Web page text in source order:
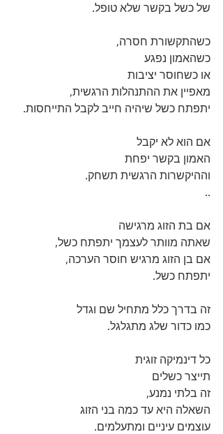
של כשל בקשר שלא טופל.
כשהתקשורת חסרה,
כשהאמון נפגע
או כשחוסר יציבות
מאפיין את ההתנהלות הרגשית,
יתפתח כשל שיהיה חייב לקבל התייחסות.
אם הוא לא יקבל
האמון בקשר יפחת
וההיקשרות הרגשית תשחק.
..
אם בת הזוג מרגישה
שאתה מוותר לעצמך יתפתח כשל,
אם בן הזוג מרגיש חוסר הערכה,
יתפתח כשל.
זה בדרך כלל מתחיל שם וגדל
כמו כדור שלג מתגלגל.
כל דינמיקה זוגית
תייצר כשלים
זה בלתי נמנע,
השאלה היא עד כמה בני הזוג
עוצמים עיניים ומתעלמים.